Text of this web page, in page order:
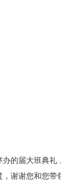
的届大班典礼
谢谢您和您带